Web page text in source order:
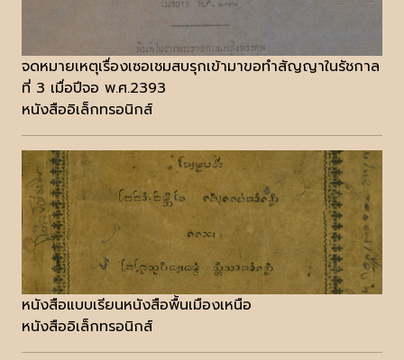
จดหมายเหตุเรื่องเซอเชมสบรุกเข้ามาขอทำสัญญาในรัชกาล
ที่ 3 เมื่อปีจอ พ.ศ.2393
หนังสืออิเล็กทรอนิกส์
หนังสือแบบเรียนหนังสือพื้นเมืองเหนือ
หนังสืออิเล็กทรอนิกส์